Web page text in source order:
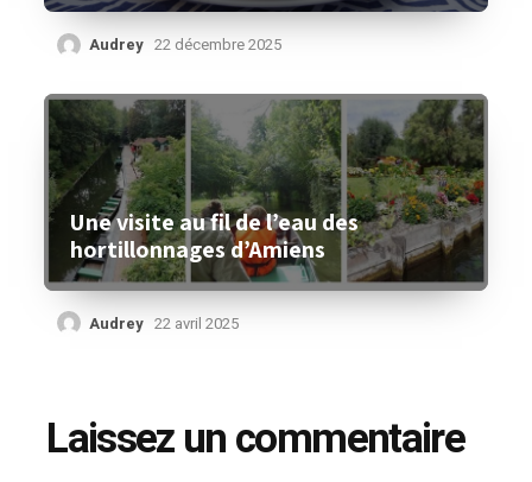
Audrey 22 décembre 2025
Une visite au fil de l’eau des
hortillonnages d’Amiens
Audrey 22 avril 2025
Laissez un commentaire